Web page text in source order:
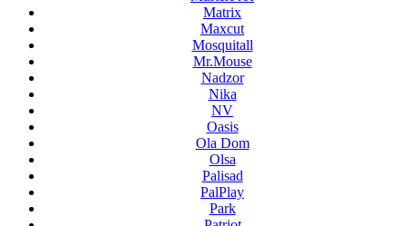
Matrix
Maxcut
Mosquitall
Mr.Mouse
Nadzor
Nika
NV
Oasis
Ola Dom
Olsa
Palisad
PalPlay
Park